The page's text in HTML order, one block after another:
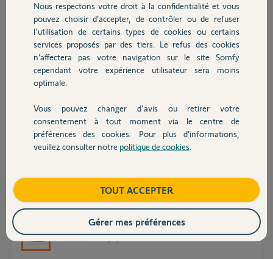
Chauffage
Autres produits
Devis avec un pro
Contact
télécommande fonctionne normalement.
Existe-t'il un système de commande nanomètre somfy spécifique
pour un branchement rts?
D'avance merci,
Sandra C.
il y a plus de 11 ans
Réponses
utilisez le récepteur universel RTS auquel vous raccordez l'anémomètre
pour gérer le BSO
Nous respectons votre droit à la confidentialité et vous
pouvez choisir d’accepter, de contrôler ou de refuser
l'utilisation de certains types de cookies ou certains
services proposés par des tiers. Le refus des cookies
n’affectera pas votre navigation sur le site Somfy
cependant votre expérience utilisateur sera moins
optimale.
Vous pouvez changer d'avis ou retirer votre
consentement à tout moment via le centre de
préférences des cookies. Pour plus d’informations,
veuillez consulter notre politique de cookies
TOUT ACCEPTER
Gérer mes préférences